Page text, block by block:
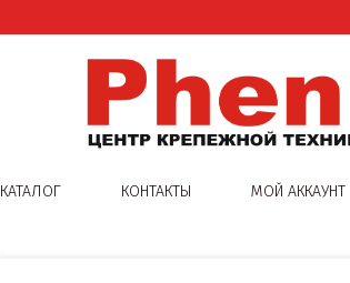
КАТАЛОГ КОНТАКТЫ МОЙ АККАУНТ